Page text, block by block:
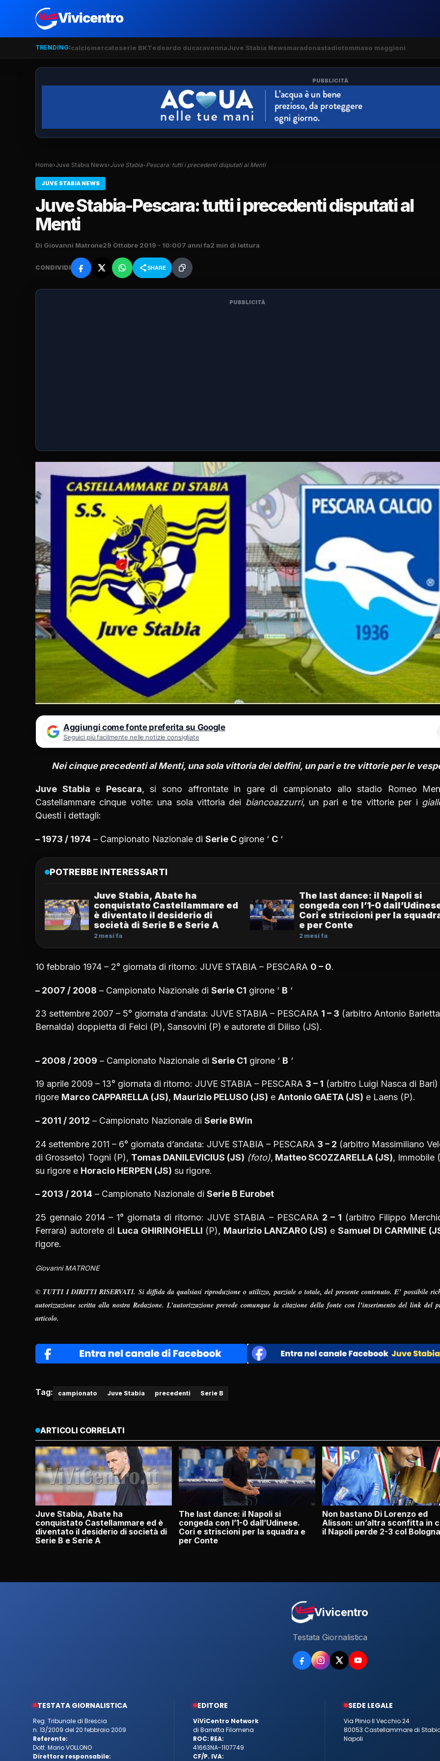
Vivicentro
TRENDING:calciomercatoserie BKTedoardo ducaravennaJuve Stabia Newsmaradonastadiotommaso maggioni
PUBBLICITÀ
Home›Juve Stabia News›Juve Stabia-Pescara: tutti i precedenti disputati al Menti
JUVE STABIA NEWS
Juve Stabia-Pescara: tutti i precedenti disputati al
Menti
Di Giovanni Matrone29 Ottobre 2019 - 10:007 anni fa2 min di lettura
CONDIVIDI SHARE
PUBBLICITÀ
Aggiungi come fonte preferita su Google
Seguici più facilmente nelle notizie consigliate
Nei cinque precedenti al Menti, una sola vittoria dei delfini, un pari e tre vittorie per le
Juve Stabia e Pescara, si sono affrontate in gare di campionato allo stadio Romeo
Castellammare cinque volte: una sola vittoria dei biancoazzurri, un pari e tre vittorie per i
Questi i dettagli:
– 1973 / 1974 – Campionato Nazionale di Serie C girone ‘ C ‘
POTREBBE INTERESSARTI
Juve Stabia, Abate ha
conquistato Castellammare ed
è diventato il desiderio di
società di Serie B e Serie A
2 mesi fa
The last dance: il Napoli si
congeda con l’1-0
Cori e striscioni per la
e per Conte
2 mesi fa
10 febbraio 1974 – 2° giornata di ritorno: JUVE STABIA – PESCARA 0 – 0.
– 2007 / 2008 – Campionato Nazionale di Serie C1 girone ‘ B ‘
23 settembre 2007 – 5° giornata d’andata: JUVE STABIA – PESCARA 1 – 3 (arbitro Antonio
Bernalda) doppietta di Felci (P), Sansovini (P) e autorete di Diliso (JS).
– 2008 / 2009 – Campionato Nazionale di Serie C1 girone ‘ B ‘
19 aprile 2009 – 13° giornata di ritorno: JUVE STABIA – PESCARA 3 – 1 (arbitro Luigi Nasca di Bari)
rigore Marco CAPPARELLA (JS), Maurizio PELUSO (JS) e Antonio GAETA (JS) e Laens (P).
– 2011 / 2012 – Campionato Nazionale di Serie BWin
24 settembre 2011 – 6° giornata d’andata: JUVE STABIA – PESCARA 3 – 2 (arbitro Massimiliano
di Grosseto) Togni (P), Tomas DANILEVICIUS (JS) (foto), Matteo SCOZZARELLA (JS), Immobile
su rigore e Horacio HERPEN (JS) su rigore.
– 2013 / 2014 – Campionato Nazionale di Serie B Eurobet
25 gennaio 2014 – 1° giornata di ritorno: JUVE STABIA – PESCARA 2 – 1 (arbitro Filippo
Ferrara) autorete di Luca GHIRINGHELLI (P), Maurizio LANZARO (JS) eSamuel DI CARMINE
rigore.
Giovanni MATRONE
© TUTTI I DIRITTI RISERVATI. Si diffida da qualsiasi riproduzione o utilizzo, parziale o totale, del presente contenuto. E’ possibile
autorizzazione scritta alla nostra Redazione. L’autorizzazione prevede comunque la citazione della fonte con l’inserimento del link del
articolo.
Tag: campionato Juve Stabia precedenti Serie B
ARTICOLI CORRELATI
Juve Stabia, Abate ha
conquistato Castellammare ed è
diventato il desiderio di società di
Serie B e Serie A
The last dance: il Napoli si
congeda con l’1-0 dall’Udinese.
Cori e striscioni per la squadra e
per Conte
Non bastano Di Lorenzo ed
Alisson: un’altra sconfitta in
il Napoli perde 2-3 col Bologna
Vivicentro
Testata Giornalistica
TESTATA GIORNALISTICA
Reg. Tribunale di Brescia
n. 13/2009 del 20 febbraio 2009
Referente:
Dott. Mario VOLLONO
Direttore responsabile:
EDITORE
ViViCentro Network
di Barretta Filomena
ROC:
41663
REA:
NA-1107749
CF/P. IVA:
SEDE LEGALE
Via Plinio Il Vecchio 24
80053 Castellammare di
Napoli